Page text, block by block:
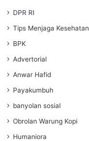
DPR RI
Tips Menjaga Kesehatan
BPK
Advertorial
Anwar Hafid
Payakumbuh
banyolan sosial
Obrolan Warung Kopi
Humaniora